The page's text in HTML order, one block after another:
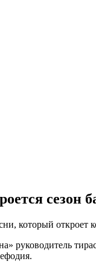
сезон
который
руководитель